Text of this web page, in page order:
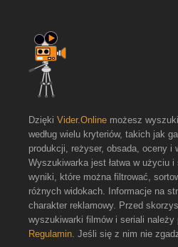
Dzięki Vider.Online możesz
według wielu kryteriów, takich jak
produkcji, reżyser, obsada, oceny i
Wyszukiwarka jest łatwa w użyciu
wyniki, które można filtrować,
różnych widokach. Informacje na
charakter reklamowy. Przed
wyszukiwarki filmów i seriali należy
Regulamin. Jeśli się z nim nie